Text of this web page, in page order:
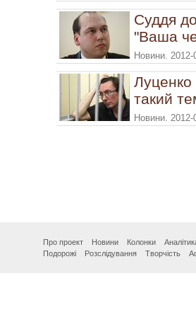
Суддя
"Ваша
Новини.
такий
Новини.
Про проект Новини Колонки
Подорожі
Розслідування Творчість